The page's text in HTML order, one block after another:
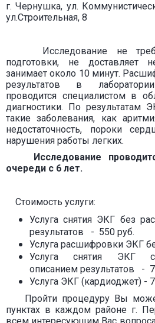
г. Чернушка, ул.
ул.Строительная, 8
Исследование не
подготовки, не доставляет
занимает около 10 минут.
результатов в
проводится специалистом в
диагностики. По результатам
такие заболевания, как
недостаточность, пороки
нарушения работы легких.
Исследование
очереди с 6 лет.
Стоимость услуги:
Услуга снятия ЭКГ без
результатов - 550 руб.
Услуга расшифровки ЭКГ
Услуга снятия ЭКГ
описанием результатов -
Услуга ЭКГ (кардиоджет) -
Пройти процедуру Вы
пунктах в каждом районе г.
всем интересующим Вас